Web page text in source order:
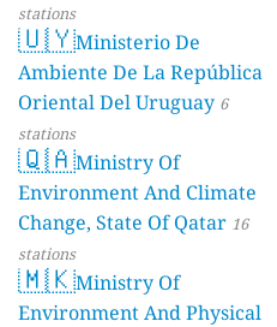
stations
🇺🇾Ministerio De
Ambiente De La República
Oriental Del Uruguay 6
stations
🇶🇦Ministry Of
Environment And Climate
Change, State Of Qatar 16
stations
🇲🇰Ministry Of
Environment And Physical